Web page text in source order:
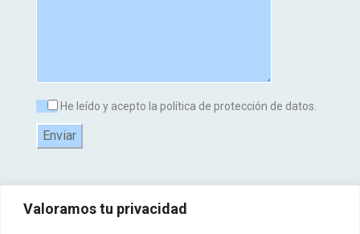
Valoramos tu privacidad
He leído y acepto la política de protección de datos.